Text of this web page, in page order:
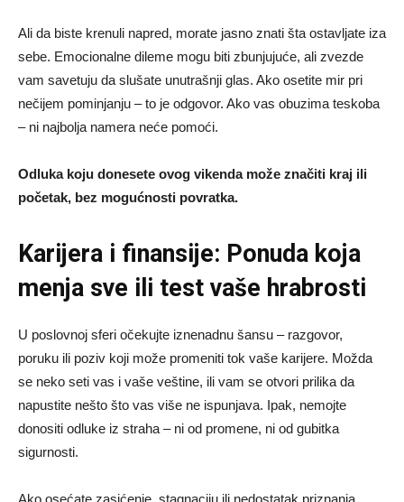
Ali da biste krenuli napred, morate jasno znati šta ostavljate iza
sebe. Emocionalne dileme mogu biti zbunjujuće, ali zvezde
vam savetuju da slušate unutrašnji glas. Ako osetite mir pri
nečijem pominjanju – to je odgovor. Ako vas obuzima teskoba
– ni najbolja namera neće pomoći.
Odluka koju donesete ovog vikenda može značiti kraj ili
početak, bez mogućnosti povratka.
Karijera i finansije: Ponuda koja
menja sve ili test vaše hrabrosti
U poslovnoj sferi očekujte iznenadnu šansu – razgovor,
poruku ili poziv koji može promeniti tok vaše karijere. Možda
se neko seti vas i vaše veštine, ili vam se otvori prilika da
napustite nešto što vas više ne ispunjava. Ipak, nemojte
donositi odluke iz straha – ni od promene, ni od gubitka
sigurnosti.
Ako osećate zasićenje, stagnaciju ili nedostatak priznanja,